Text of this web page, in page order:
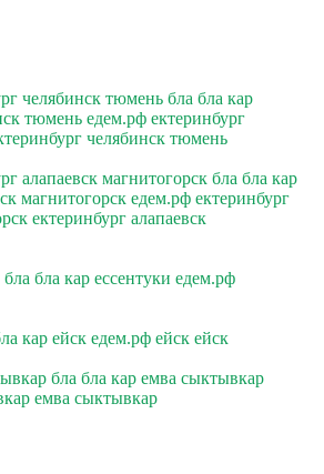
челябинск тюмень бла бла кар
тюмень едем.рф ектеринбург
челябинск тюмень
алапаевск магнитогорск бла бла кар
магнитогорск едем.рф ектеринбург
ектеринбург алапаевск
бла кар ессентуки едем.рф
кар ейск едем.рф ейск ейск
бла бла кар емва сыктывкар
емва сыктывкар